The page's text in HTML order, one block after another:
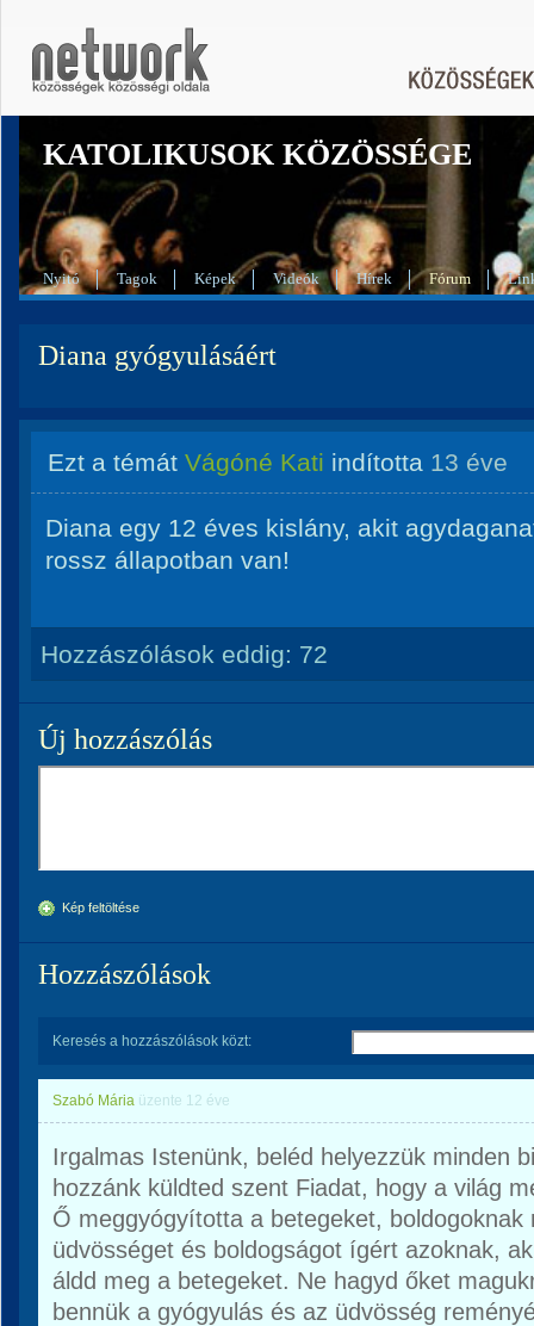
KATOLIKUSOK KÖZÖSSÉGE
Nyitó Tagok Képek Videók Hírek Fórum
Diana gyógyulásáért
Ezt a témát Vágóné Kati indította 13 éve
Diana egy 12 éves kislány, akit
rossz állapotban van!
Hozzászólások eddig: 72
Új hozzászólás
Kép feltöltése
Hozzászólások
Keresés a hozzászólások közt:
Szabó Mária üzente 12 éve
Irgalmas Istenünk, beléd helyezzük minden
hozzánk küldted szent Fiadat, hogy a világ
Ő meggyógyította a betegeket, boldogoknak
üdvösséget és boldogságot ígért azoknak,
áldd meg a betegeket. Ne hagyd őket
bennük a gyógyulás és az üdvösség